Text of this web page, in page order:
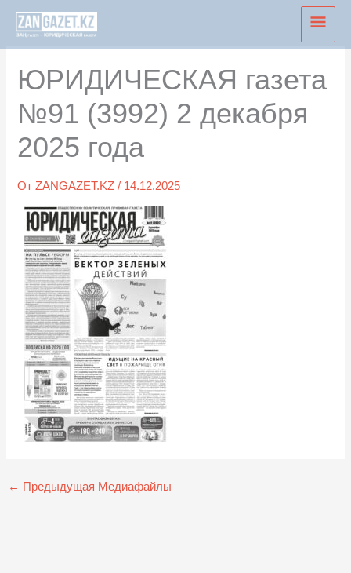
Перейти
содержимому
ЮРИДИЧЕСКАЯ газета
№91 (3992) 2 декабря
2025 года
ОтZANGAZET.KZ/ 14.12.2025
← Предыдущая Медиафайлы